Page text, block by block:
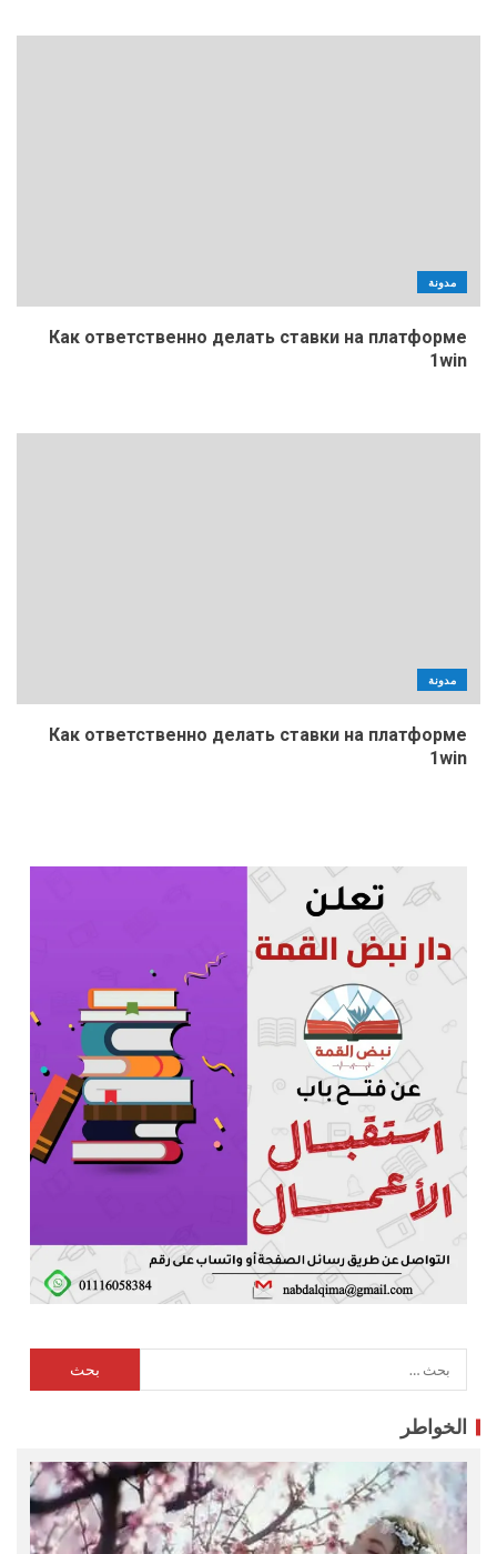
مدونة
Как ответственно делать ставки на платформе
1win
مدونة
Как ответственно делать ставки на платформе
1win
الخواطر